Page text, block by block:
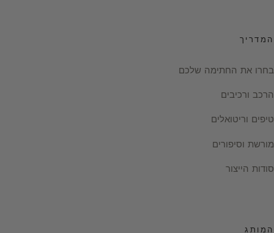
המדריך
בחרו את החתימה שלכם
הרכב ורכיבים
טיפים וריטואלים
מורשת וסיפורים
סודות הייצור
המותג